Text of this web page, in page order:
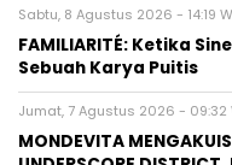
Sabtu, 8 Agustus 2026 - 14:19
FAMILIARITÉ: Ketika
Sebuah Karya Puitis
Jumat, 7 Agustus 2026 - 09:32
MONDEVITA